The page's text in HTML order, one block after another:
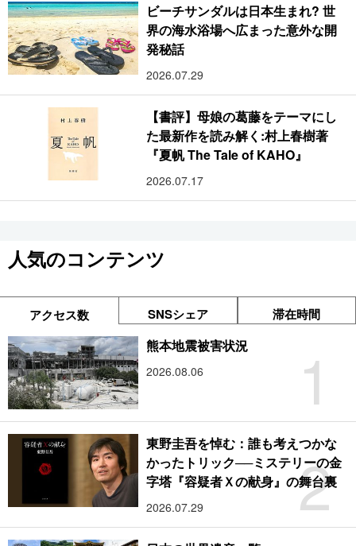
ビーチサンダルは日本生まれ? 世
界の海水浴場へ広まった意外な開
発秘話
2026.07.29
【書評】母娘の葛藤をテーマにし
た最新作を読み解く:村上春樹著
『夏帆 The Tale of KAHO』
2026.07.17
人気のコンテンツ
アクセス数 SNSシェア 滞在時間
1
熊本地震被害状況
2026.08.06
2
東野圭吾を悼む：誰も考えつかな
かったトリック──ミステリーの金
字塔『容疑者Ｘの献身』の舞台裏
2026.07.29